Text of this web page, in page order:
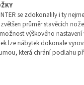
se zdokonalily i ty
průměr stavěcích
výškového nastavení
lze nábytek dokonale
která chrání podlahu